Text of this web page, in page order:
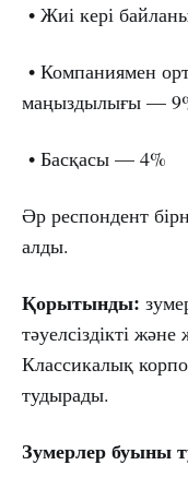
• Жиі кері
• Компаниямен
маңыздылығы —
• Басқасы — 4%
Әр респондент
алды.
Қорытынды:
тәуелсіздікті
Классикалық
тудырады.
Зумерлер буыны